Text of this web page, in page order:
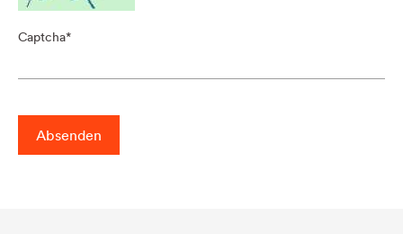
Captcha
Absenden